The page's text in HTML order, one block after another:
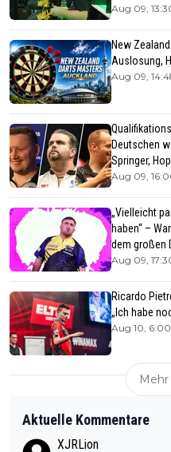
Aug 09,
New
Auslosung,
Aug 09,
Deutschen
Springer,
Aug 09,
„Vielleicht
haben“ –
dem großen
Aug 09,
Ricardo
„Ich habe
Aug 10, 6:00
Aktuelle Kommentare
XJRLion